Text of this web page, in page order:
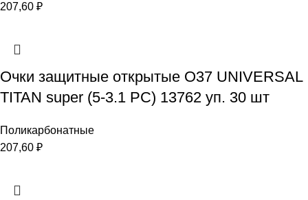
207,60 ₽
Очки защитные открытые О37 UNIVERSAL
TITAN super (5-3.1 PC) 13762 уп. 30 шт
Поликарбонатные
207,60 ₽